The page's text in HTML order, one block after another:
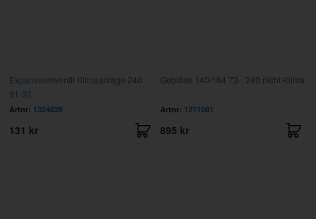
Expansionsventil Klimaanlage 240
91-92
Artnr: 1324829
131 kr
Gebläse 140/164 73-, 240 nicht Klima
Artnr: 1211081
895 kr